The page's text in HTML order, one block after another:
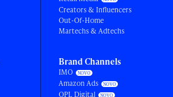
Creators & Influencers
Out-Of-Home
Martechs & Adtechs
Brand Channels
IMO
Amazon Ads
OPL Digital